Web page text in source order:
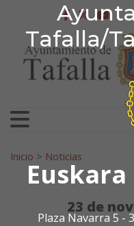
Tafalla/
Euskara
Plaza Navarra 5 -
Ir al contenidofacebook
Search for:
Inicio > Noticias
23 de